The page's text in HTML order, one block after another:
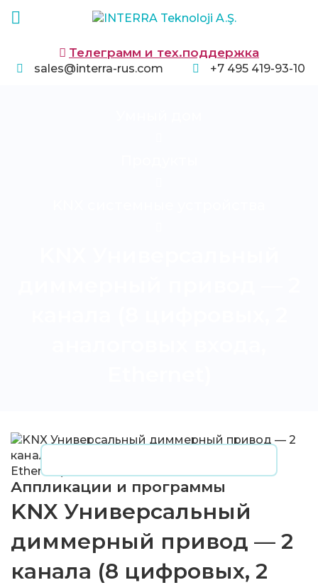
Телеграмм и тех.поддержка
sales@interra-rus.com +7 495 419-93-10
Аппликации и программы
KNX Универсальный
диммерный привод — 2
канала (8 цифровых, 2